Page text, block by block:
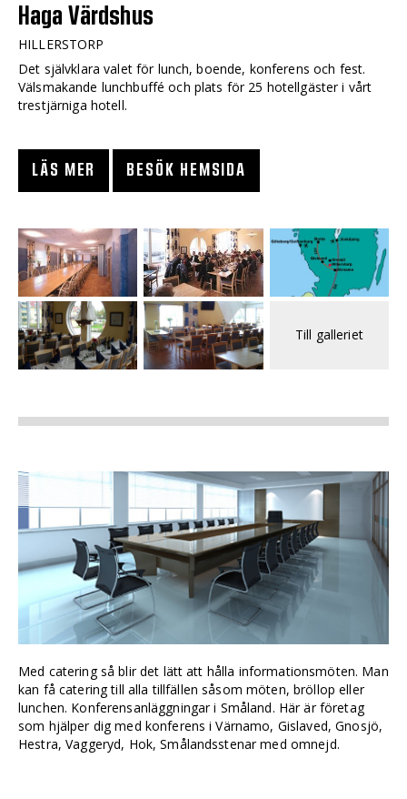
Haga Värdshus
HILLERSTORP
Det självklara valet för lunch, boende, konferens och fest.
Välsmakande lunchbuffé och plats för 25 hotellgäster i vårt
trestjärniga hotell.
LÄS MER BESÖK HEMSIDA
Till galleriet
Med catering så blir det lätt att hålla informationsmöten. Man
kan få catering till alla tillfällen såsom möten, bröllop eller
lunchen. Konferensanläggningar i Småland. Här är företag
som hjälper dig med konferens i Värnamo, Gislaved, Gnosjö,
Hestra, Vaggeryd, Hok, Smålandsstenar med omnejd.